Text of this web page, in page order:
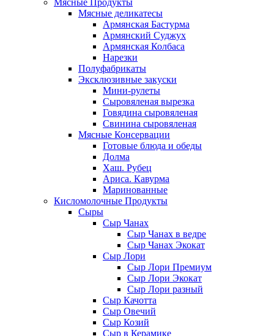
Мясные Продукты
Мясные деликатесы
Армянская Бастурма
Армянский Суджух
Армянская Колбаса
Нарезки
Полуфабрикаты
Эксклюзивные закуски
Мини-рулеты
Сыровяленая вырезка
Говядина сыровяленая
Свинина сыровяленая
Мясные Консервации
Готовые блюда и обеды
Долма
Хаш. Рубец
Ариса. Кавурма
Маринованные
Кисломолочные Продукты
Сыры
Сыр Чанах
Сыр Чанах в ведре
Сыр Чанах Экокат
Сыр Лори
Сыр Лори Премиум
Сыр Лори Экокат
Сыр Лори разный
Сыр Качотта
Сыр Овечий
Сыр Козий
Сыр в Керамике